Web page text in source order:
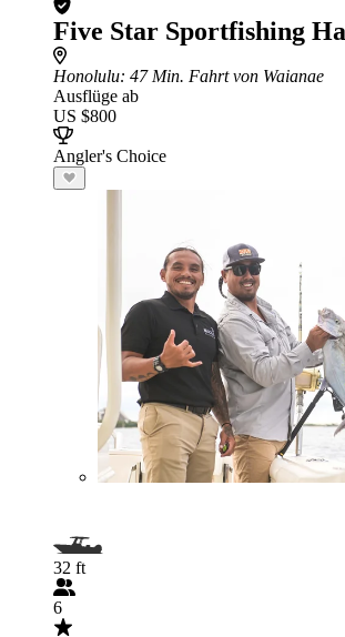
Five Star Sportfishing
Honolulu: 47 Min. Fahrt von Waianae
Ausflüge ab
US $800
Angler's Choice
32 ft
6